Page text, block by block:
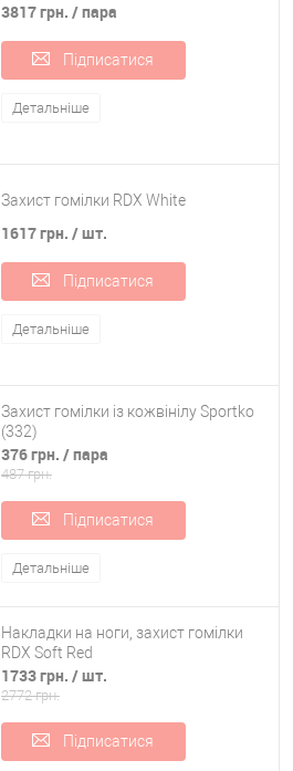
3817 грн. / пара
Підписатися
Детальніше
Захист гомілки RDX White
1617 грн. / шт.
Підписатися
Детальніше
Захист гомілки із кожвінілу Sportko
(332)
376 грн. / пара
487 грн.
Підписатися
Детальніше
Накладки на ноги, захист гомілки
RDX Soft Red
1733 грн. / шт.
2772 грн.
Підписатися